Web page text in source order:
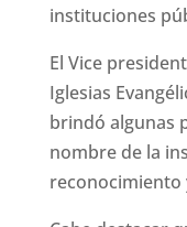
instituciones
El Vice
Iglesias
brindó algunas
nombre de la
reconocimiento